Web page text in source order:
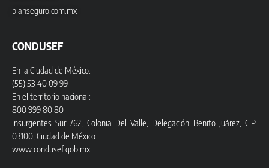
planseguro.com.mx
CONDUSEF
En la Ciudad de México:
(55) 53 40 09 99
En el territorio nacional:
800 999 80 80
Insurgentes Sur 762, Colonia Del Valle, Delegación Benito Juárez, C.P.
03100, Ciudad de México.
www.condusef.gob.mx